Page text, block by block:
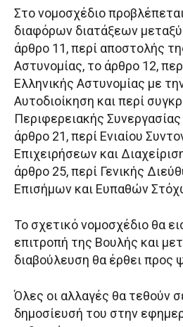
Στο νομοσχέδιο
διαφόρων διατάξεων
άρθρο 11, περί αποστολής
Αστυνομίας, το άρθρο 12,
Ελληνικής Αστυνομίας με
Αυτοδιοίκηση και περί
Περιφερειακής
άρθρο 21, περί Ενιαίου
Επιχειρήσεων και
άρθρο 25, περί Γενικής
Επισήμων και Ευπαθών
Το σχετικό νομοσχέδιο θα
επιτροπή της Βουλής και
διαβούλευση θα έρθει προς
Όλες οι αλλαγές θα τεθούν
δημοσίευσή του στην